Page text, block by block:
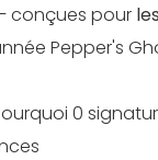
conçues pour
Pepper's
0